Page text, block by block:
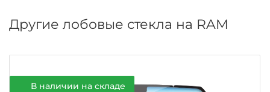
Другие лобовые стекла на RAM
В наличии на складе